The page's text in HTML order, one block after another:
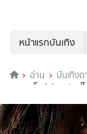
หน้าแรกบันเทิง
อ่าน บันเทิงด
จากอินโดนีเซีย หนังที่ไ